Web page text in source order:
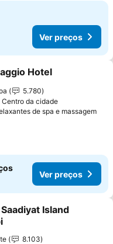
Ver preços
aos favoritos
Hotel
5.780
Centro da cidade
de spa e massagem
Ver preços
aos favoritos
Island
8.103